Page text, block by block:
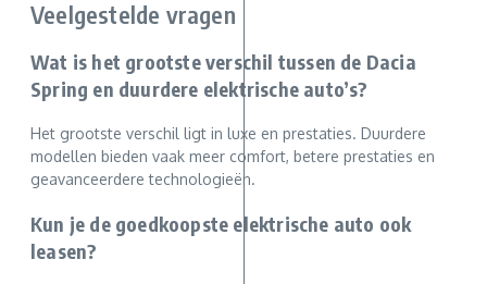
Veelgestelde vragen
Wat is het grootste verschil tussen de Dacia
Spring en duurdere elektrische auto’s?
Het grootste verschil ligt in luxe en prestaties. Duurdere
modellen bieden vaak meer comfort, betere prestaties en
geavanceerdere technologieën.
Kun je de goedkoopste elektrische auto ook
leasen?